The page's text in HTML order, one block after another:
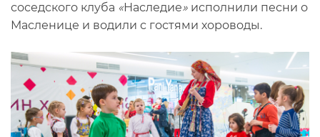
соседского клуба «Наследие» исполнили песни о
Масленице и водили с гостями хороводы.